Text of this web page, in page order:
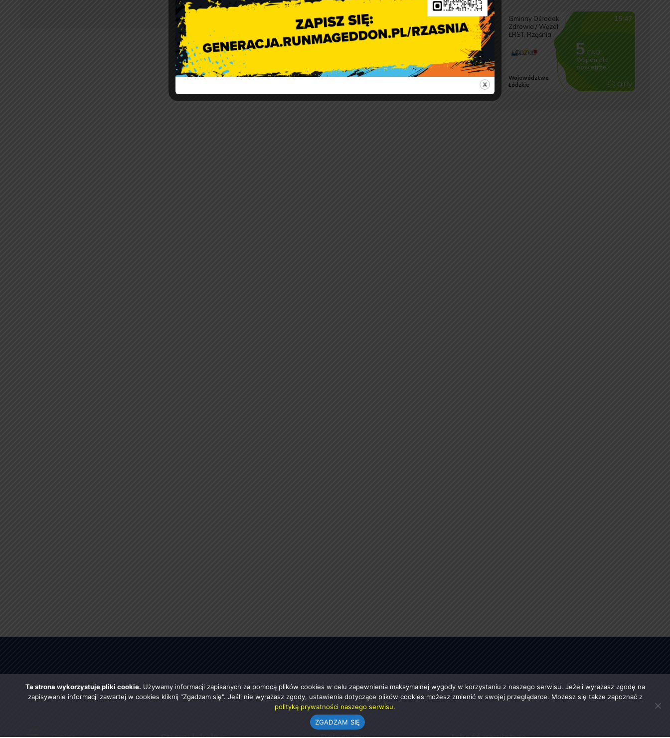
Ta strona wykorzystuje pliki cookie. Używamy informacji zapisanych za pomocą plików cookies w celu zapewnienia maksymalnej wygody w korzystaniu z naszego serwisu. Jeżeli wyrażasz zgodę na
zapisywanie informacji zawartej w cookies kliknij "Zgadzam się". Jeśli nie wyrażasz zgody, ustawienia dotyczące plików cookies możesz zmienić w swojej przeglądarce. Możesz się także zapoznać z
polityką prywatności naszego serwisu.
ZGADZAM SIĘ